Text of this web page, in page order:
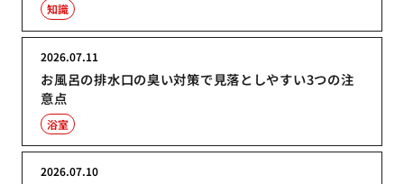
知識
お風呂の排水口の臭い対策で見落としやすい3つの注
意点
2026.07.11
浴室
2026.07.10